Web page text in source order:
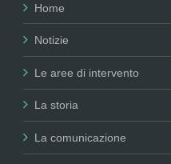
Home
Notizie
Le aree di intervento
La storia
La comunicazione